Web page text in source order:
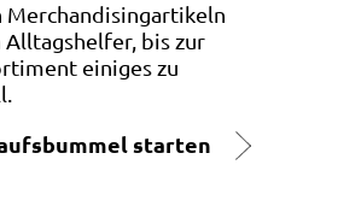
Merchandisingartikeln
Alltagshelfer, bis zur
einiges zu
starten